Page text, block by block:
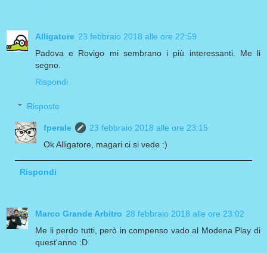
Alligatore 23 febbraio 2018 alle ore 22:59
Padova e Rovigo mi sembrano i più interessanti. Me li
segno.
Rispondi
Risposte
fperale
23 febbraio 2018 alle ore 23:15
Ok Alligatore, magari ci si vede :)
Rispondi
Marco Grande Arbitro 28 febbraio 2018 alle ore 23:02
Me li perdo tutti, però in compenso vado al Modena Play di
quest'anno :D